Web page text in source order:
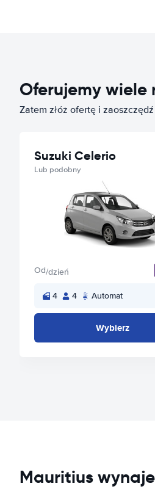
Oferujemy wiele
Zatem złóż ofertę i
Suzuki Celerio
Lub podobny
Od/dzień
4 4 Automat
Wybierz
Mauritius